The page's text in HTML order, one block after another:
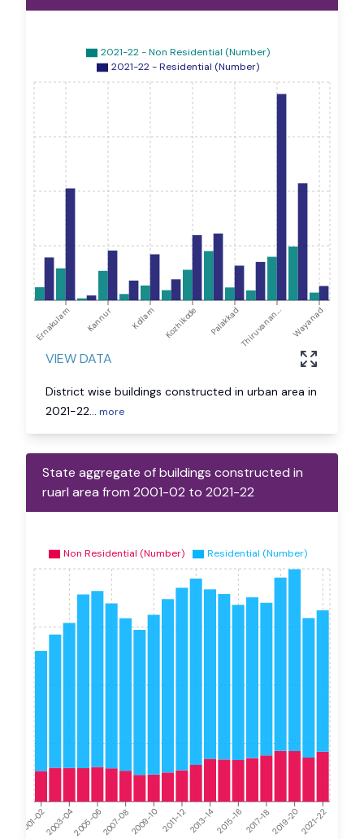
Ernakulam Kannur Kollam Kozhikode PalakkadThiruvanan... Wayanad
2021-22 - Non Residential (Number)
2021-22 - Residential (Number)
VIEW DATA
District wise buildings constructed in urban area in
2021-22... more
State aggregate of buildings constructed in
ruarl area from 2001-02 to 2021-22
2001-022003-042005-062007-082009-10 2011-122013-142015-162017-182019-202021-22
Non Residential (Number) Residential (Number)